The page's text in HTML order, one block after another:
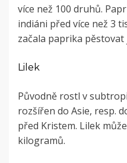
více než 100 druhů.
indiáni před více než 3
začala paprika pěstovat
Lilek
Původně rostl v
rozšířen do Asie, resp.
před Kristem. Lilek
kilogramů.